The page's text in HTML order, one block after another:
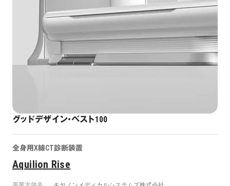
グッドデザイン・ベスト100
全身用X線CT診断装置
Aquilion Rise